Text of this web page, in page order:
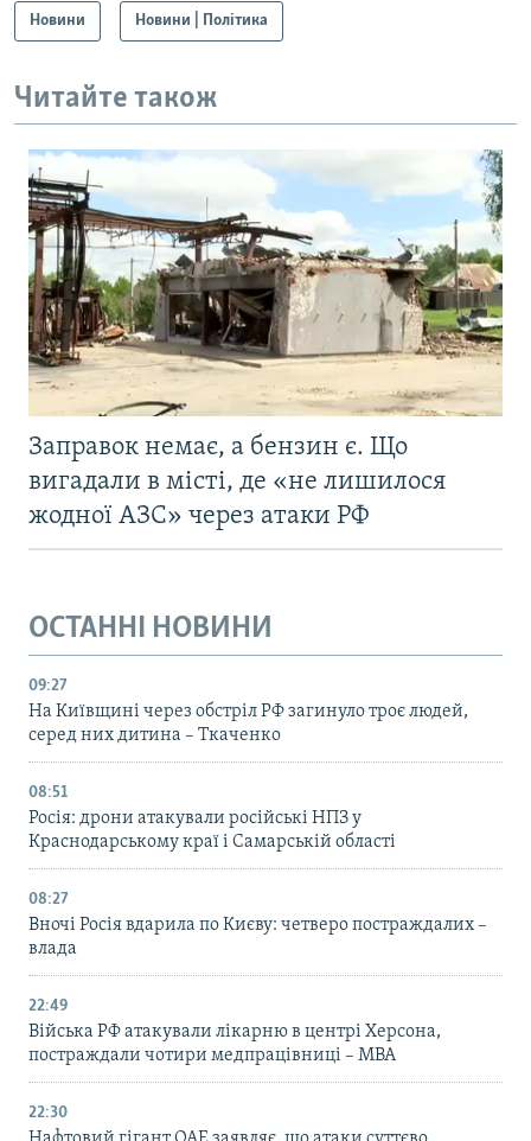
Новини Новини | Політика
Читайте також
Заправок немає, а бензин є. Що
вигадали в місті, де «не лишилося
жодної АЗС» через атаки РФ
ОСТАННІ НОВИНИ
09:27
На Київщині через обстріл РФ загинуло троє людей,
серед них дитина – Ткаченко
08:51
Росія: дрони атакували російські НПЗ у
Краснодарському краї і Самарській області
08:27
Вночі Росія вдарила по Києву: четверо постраждалих –
влада
22:49
Війська РФ атакували лікарню в центрі Херсона,
постраждали чотири медпрацівниці – МВА
22:30